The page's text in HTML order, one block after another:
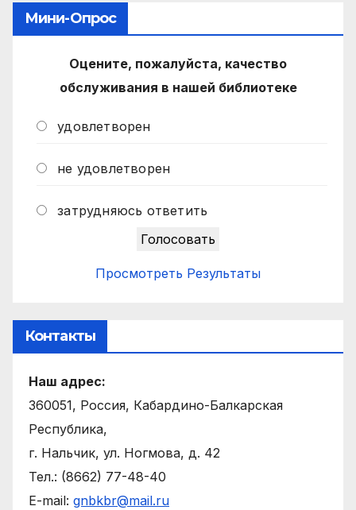
Мини-Опрос
Оцените, пожалуйста, качество
обслуживания в нашей библиотеке
удовлетворен
не удовлетворен
затрудняюсь ответить
Просмотреть Результаты
Контакты
Наш адрес:
360051, Россия, Кабардино-Балкарская
Республика,
г. Нальчик, ул. Ногмова, д. 42
Тел.: (8662) 77-48-40
E-mail: gnbkbr@mail.ru